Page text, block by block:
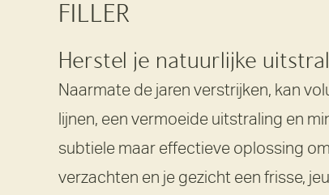
FILLER
Herstel je natuurlijke
Naarmate de jaren verstrijken, kan
lijnen, een vermoeide uitstraling en
subtiele maar effectieve oplossing
verzachten en je gezicht een frisse,